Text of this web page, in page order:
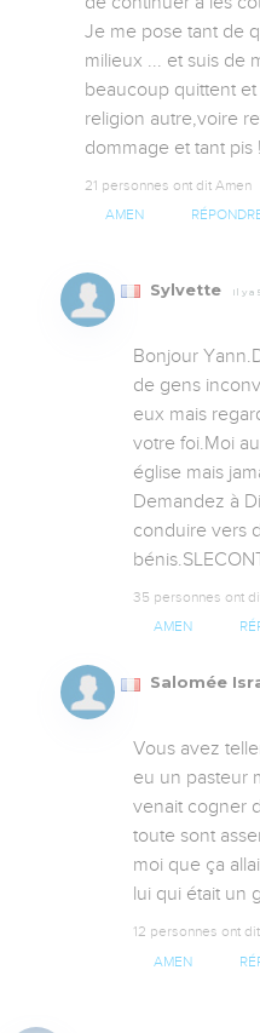
Je me pose tant de
milieux ... et suis de
beaucoup quittent
religion autre,voire
dommage et tant pis !
21 personnes ont dit Amen
AMEN
Sylvette Il y a
Bonjour
de gens
eux mais
votre foi.Moi
église mais
Demandez à
conduire vers
35 personnes ont
AMEN
Salomée
Vous avez
eu un pasteur
venait cogner
toute sont
moi que ça
lui qui était un
12 personnes ont
AMEN